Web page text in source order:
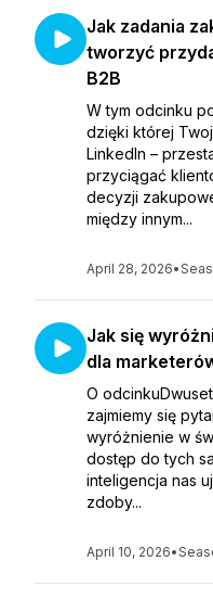
Jak zadania
tworzyć
B2B
W tym odcinku
dzięki której
LinkedIn –
przyciągać
decyzji
między innym...
April 28, 2026•
Jak się
dla
O
zajmiemy się
wyróżnienie w
dostęp do tych
inteligencja nas
zdoby...
April 10, 2026•